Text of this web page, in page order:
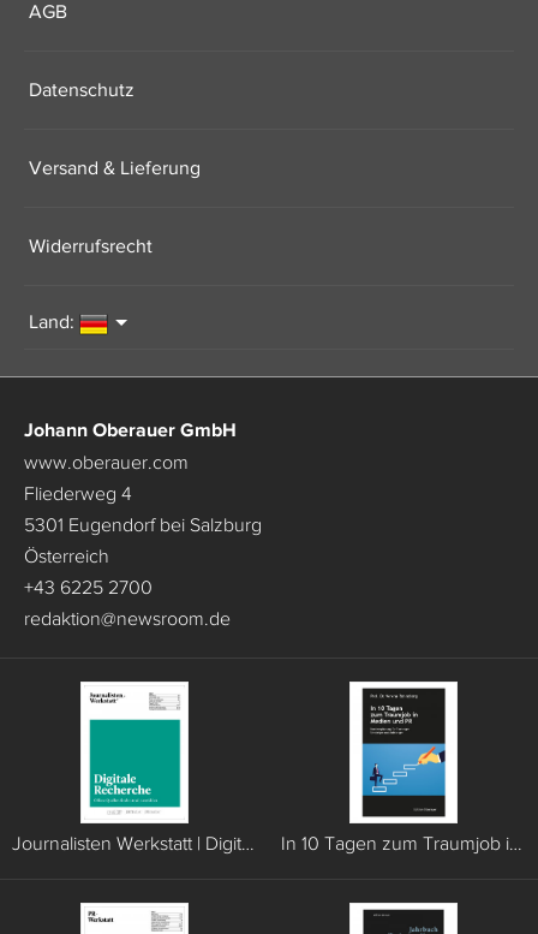
AGB
Datenschutz
Versand & Lieferung
Widerrufsrecht
Land:
Johann Oberauer GmbH
www.oberauer.com
Fliederweg 4
5301 Eugendorf bei Salzburg
Österreich
+43 6225 2700
redaktion@newsroom.de
Journalisten Werkstatt | Digitale Recherche In 10 Tagen zum Traumjob in Medien und PR